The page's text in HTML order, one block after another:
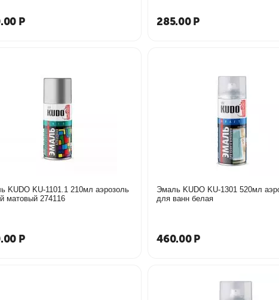
Р 285.00 Р
KUDO KU-1101.1 210мл аэрозоль
белый матовый 274116
Р
Эмаль KUDO KU-1301 520мл
для ванн белая
460.00 Р